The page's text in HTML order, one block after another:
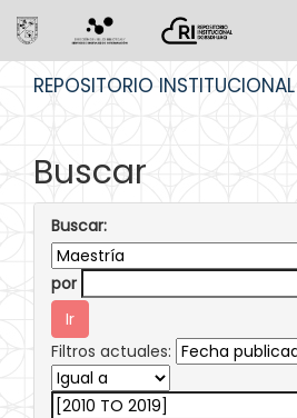
REPOSITORIO
Buscar
Buscar:
por
Filtros actuales: